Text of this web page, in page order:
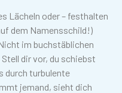
Lächeln oder – festhalten
dem Namensschild!)
im buchstäblichen
dir vor, du schiebst
durch turbulente
jemand, sieht dich